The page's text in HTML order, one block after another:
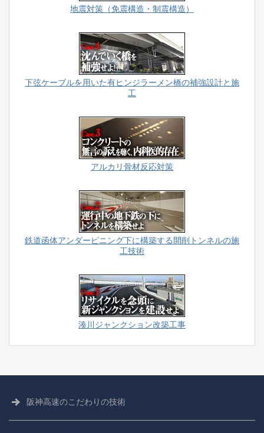
地震対策（免震構造・制震構造）
下弦ケーブルを用いた有ヒンジラーメン橋の補強設計と施
工
アルカリ骨材反応対策
鉄道函体アンダーピニング下に構築する開削トンネルの施
工技術
湊川ジャンクション改築工事
阪神高速のこだわりの技術